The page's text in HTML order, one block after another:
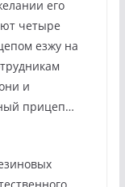
его
четыре
езжу на
и
прицеп…